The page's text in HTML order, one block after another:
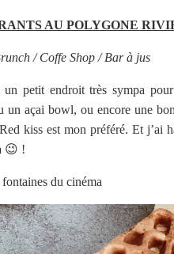
AU POLYGONE
/ Coffe Shop / Bar à jus
un petit endroit très sympa
un açai bowl, ou encore une
kiss est mon préféré. Et j’ai
😉 !
du cinéma